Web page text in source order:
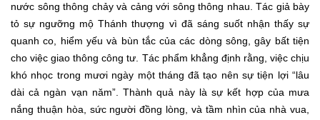
nước sông thông chảy và cảng với sông thông nhau. Tác giả bày
tỏ sự ngưỡng mộ Thánh thượng vì đã sáng suốt nhận thấy sự
quanh co, hiểm yếu và bùn tắc của các dòng sông, gây bất tiện
cho việc giao thông công tư. Tác phẩm khẳng định rằng, việc chịu
khó nhọc trong mươi ngày một tháng đã tạo nên sự tiện lợi “lâu
dài cả ngàn vạn năm”. Thành quả này là sự kết hợp của mưa
nắng thuận hòa, sức người đồng lòng, và tầm nhìn của nhà vua,